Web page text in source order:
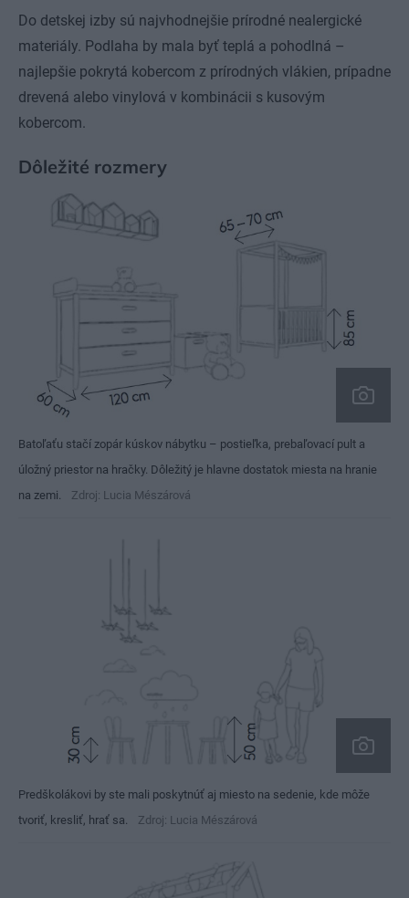
Do detskej izby sú najvhodnejšie prírodné nealergické
materiály. Podlaha by mala byť teplá a pohodlná –
najlepšie pokrytá kobercom z prírodných vlákien, prípadne
drevená alebo vinylová v kombinácii s kusovým
kobercom.
Dôležité rozmery
Batoľaťu stačí zopár kúskov nábytku – postieľka, prebaľovací pult a
úložný priestor na hračky. Dôležitý je hlavne dostatok miesta na hranie
na zemi.
Zdroj: Lucia Mészárová
Predškolákovi by ste mali poskytnúť aj miesto na sedenie, kde môže
tvoriť, kresliť, hrať sa.
Zdroj: Lucia Mészárová